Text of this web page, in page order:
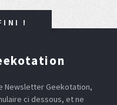
!
Newsletter Geekotation,
ci dessous, et ne